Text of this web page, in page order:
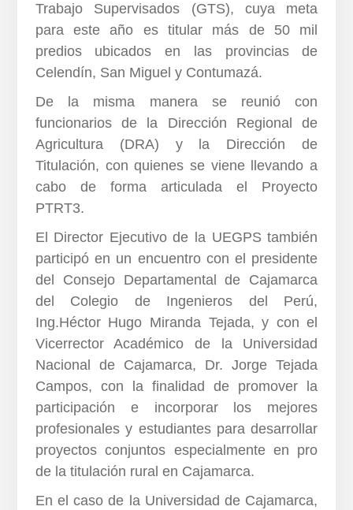
Trabajo Supervisados (GTS), cuya meta
para este año es titular más de 50 mil
predios ubicados en las provincias de
Celendín, San Miguel y Contumazá.
De la misma manera se reunió con
funcionarios de la Dirección Regional de
Agricultura (DRA) y la Dirección de
Titulación, con quienes se viene llevando a
cabo de forma articulada el Proyecto
PTRT3.
El Director Ejecutivo de la UEGPS también
participó en un encuentro con el presidente
del Consejo Departamental de Cajamarca
del Colegio de Ingenieros del Perú,
Ing.Héctor Hugo Miranda Tejada, y con el
Vicerrector Académico de la Universidad
Nacional de Cajamarca, Dr. Jorge Tejada
Campos, con la finalidad de promover la
participación e incorporar los mejores
profesionales y estudiantes para desarrollar
proyectos conjuntos especialmente en pro
de la titulación rural en Cajamarca.
En el caso de la Universidad de Cajamarca,